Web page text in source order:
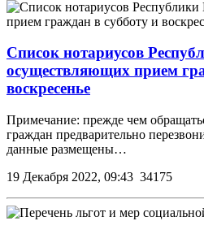
Список нотариусов
осуществляющих прием
воскресенье
Примечание: прежде чем
граждан предварительно
данные размещены…
19 Декабря 2022, 09:43 34175